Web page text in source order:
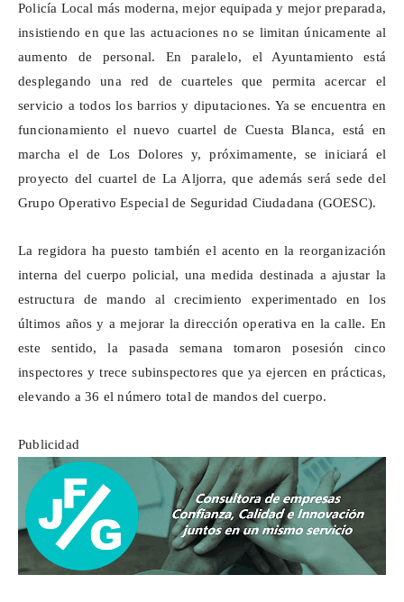
Policía Local más moderna,mejor equipada y mejor preparada,
insistiendo en que las actuaciones no se limitan únicamente al
aumento de personal. En paralelo, el Ayuntamiento está
desplegando una red de cuarteles que permita acercar el
servicio a todos los barrios y diputaciones. Ya se encuentra en
funcionamiento el nuevo cuartel de Cuesta Blanca, está en
marcha el de Los Dolores y, próximamente, se iniciará el
proyecto del cuartel de La Aljorra, que además será sede del
Grupo Operativo Especial de Seguridad Ciudadana (GOESC).
La regidora ha puesto también el acento en la reorganización
interna del cuerpo policial, una medida destinada a ajustar la
estructura de mando al crecimiento experimentado en los
últimos años y a mejorar la dirección operativa en la calle. En
este sentido, la pasada semana tomaron posesión cinco
inspectores y trece subinspectores que ya ejercen en prácticas,
elevando a 36 el número total de mandos del cuerpo.
Publicidad